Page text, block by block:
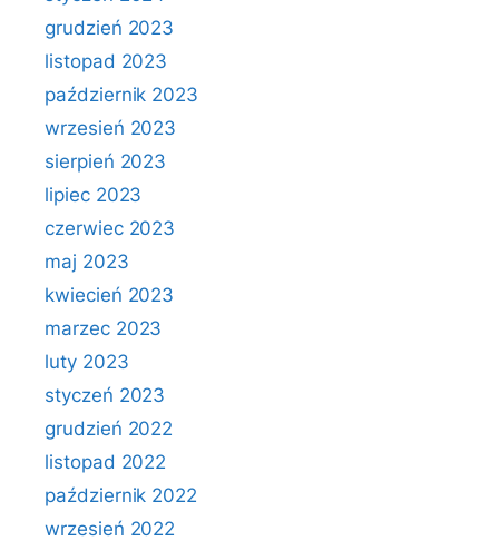
grudzień 2023
listopad 2023
październik 2023
wrzesień 2023
sierpień 2023
lipiec 2023
czerwiec 2023
maj 2023
kwiecień 2023
marzec 2023
luty 2023
styczeń 2023
grudzień 2022
listopad 2022
październik 2022
wrzesień 2022